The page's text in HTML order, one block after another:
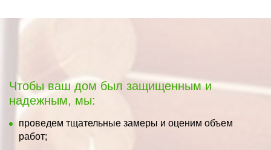
Чтобы ваш дом был защищенным и
надежным, мы:
проведем тщательные замеры и оценим объем
работ;